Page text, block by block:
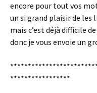
encore pour tout vos
un si grand plaisir de les
mais c’est déjà difficile
donc je vous envoie un
*****************